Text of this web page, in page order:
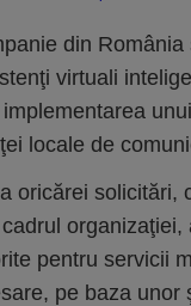
din
virtuali
locale de
oricărei solicitări,
pentru servicii
pe baza unor